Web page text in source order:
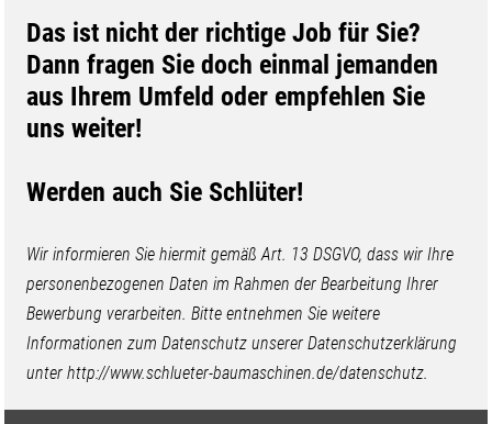
​​​Das ist nicht der richtige Job für Sie?
Dann fragen Sie doch einmal jemanden
aus Ihrem Umfeld oder empfehlen Sie
uns weiter!
Werden auch Sie Schlüter!
Wir informieren Sie hiermit gemäß Art. 13 DSGVO, dass wir Ihre
personenbezogenen Daten im Rahmen der Bearbeitung Ihrer
Bewerbung verarbeiten. Bitte entnehmen Sie weitere
Informationen zum Datenschutz unserer Datenschutzerklärung
unter http://www.schlueter-baumaschinen.de/datenschutz.